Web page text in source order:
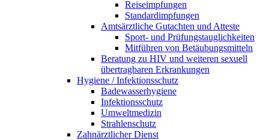
Reiseimpfungen
Standardimpfungen
Amtsärztliche Gutachten und Atteste
Sport- und Prüfungstauglichkeiten
Mitführen von Betäubungsmitteln
Beratung zu HIV und weiteren sexuell
übertragbaren Erkrankungen
Hygiene / Infektionsschutz
Badewasserhygiene
Infektionsschutz
Umweltmedizin
Strahlenschutz
Zahnärztlicher Dienst